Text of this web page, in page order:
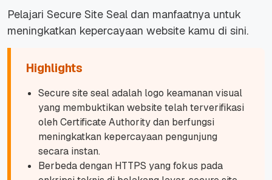
Pelajari Secure Site Seal dan manfaatnya untuk
meningkatkan kepercayaan website kamu di sini.
Highlights
Secure site seal adalah logo keamanan visual
yang membuktikan website telah terverifikasi
oleh Certificate Authority dan berfungsi
meningkatkan kepercayaan pengunjung
secara instan.
Berbeda dengan HTTPS yang fokus pada